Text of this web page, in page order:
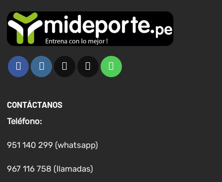
CONTÁCTANOS
Teléfono:
951 140 299 (whatsapp)
967 116 758 (llamadas)